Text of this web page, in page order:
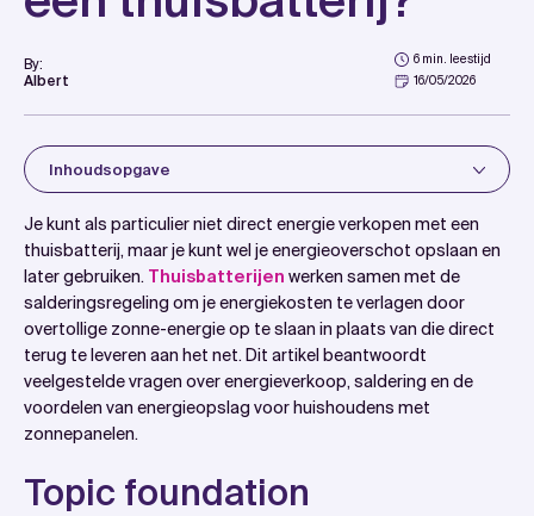
By:
Albert
6 min. leestijd
16/05/2026
Inhoudsopgave
Topic foundation
Wat gebeurt er met het energieoverschot van je
zonnepanelen?
Kun je daadwerkelijk energie verkopen met een
thuisbatterij?
Hoe werkt saldering bij zonnepanelen met een
Welke voordelen heeft een thuisbatterij voor je
Je kunt als particulier niet direct energie verkopen met een
thuisbatterij, maar je kunt wel je energieoverschot opslaan en
later gebruiken. Thuisbatterijen werken samen met de
salderingsregeling om je energiekosten te verlagen door
overtollige zonne-energie op te slaan in plaats van die direct
terug te leveren aan het net. Dit artikel beantwoordt
veelgestelde vragen over energieverkoop, saldering en de
voordelen van energieopslag voor huishoudens met
zonnepanelen.
Topic foundation